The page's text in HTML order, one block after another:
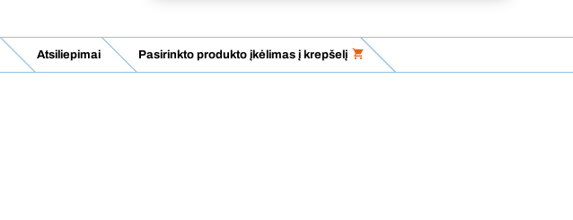
Atsiliepimai Pasirinkto produkto įkėlimas į krepšelį